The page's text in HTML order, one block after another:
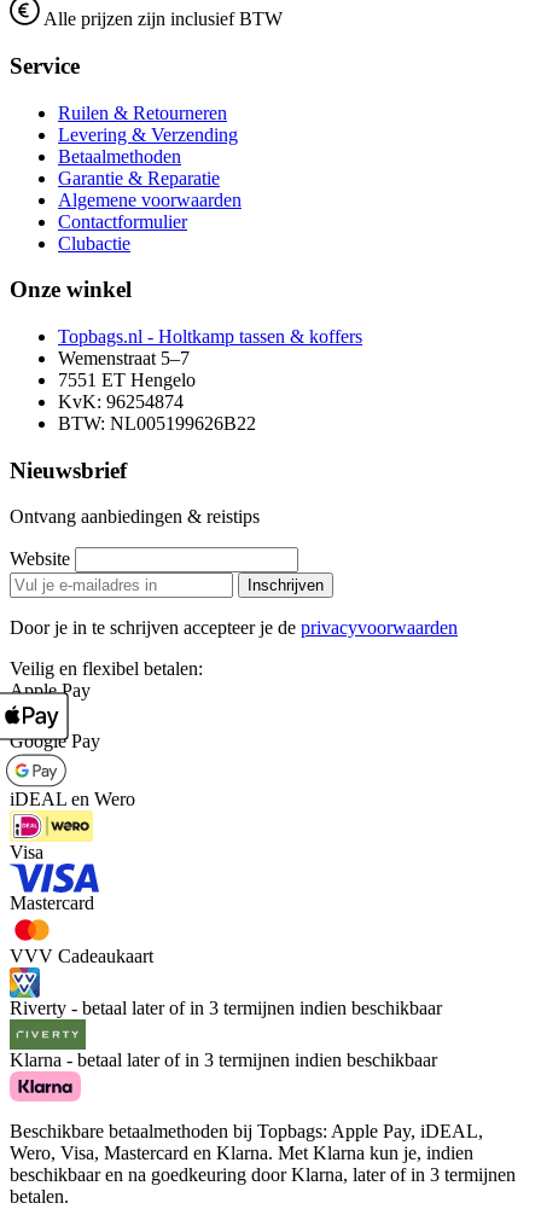
Alle prijzen zijn inclusief BTW
Service
Ruilen & Retourneren
Levering & Verzending
Betaalmethoden
Garantie & Reparatie
Algemene voorwaarden
Contactformulier
Clubactie
Onze winkel
Topbags.nl - Holtkamp tassen & koffers
Wemenstraat 5–7
7551 ET Hengelo
KvK: 96254874
BTW: NL005199626B22
Nieuwsbrief
Ontvang aanbiedingen & reistips
Website
Inschrijven
Door je in te schrijven accepteer je de privacyvoorwaarden
Veilig en flexibel betalen:
Apple Pay
Google Pay
iDEAL en Wero
Visa
Mastercard
VVV Cadeaukaart
Riverty - betaal later of in 3 termijnen indien beschikbaar
Klarna - betaal later of in 3 termijnen indien beschikbaar
Beschikbare betaalmethoden bij Topbags: Apple Pay, iDEAL,
Wero, Visa, Mastercard en Klarna. Met Klarna kun je, indien
beschikbaar en na goedkeuring door Klarna, later of in 3 termijnen
betalen.